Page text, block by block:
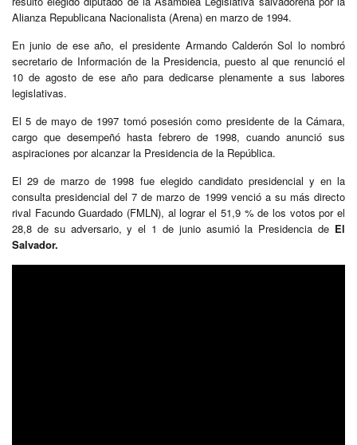
Alianza Republicana Nacionalista (Arena) en marzo de 1994.
En junio de ese año, el presidente Armando Calderón Sol lo nombró
secretario de Información de la Presidencia, puesto al que renunció el
10 de agosto de ese año para dedicarse plenamente a sus labores
legislativas.
El 5 de mayo de 1997 tomó posesión como presidente de la Cámara,
cargo que desempeñó hasta febrero de 1998, cuando anunció sus
aspiraciones por alcanzar la Presidencia de la República.
El 29 de marzo de 1998 fue elegido candidato presidencial y en la
consulta presidencial del 7 de marzo de 1999 venció a su más directo
rival Facundo Guardado (FMLN), al lograr el 51,9 % de los votos por el
28,8 de su adversario, y el 1 de junio asumió la Presidencia de El
Salvador.